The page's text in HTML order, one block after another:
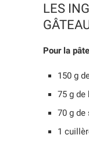
LES
Pour la pâte
150 g
75 g de
70 g de
1